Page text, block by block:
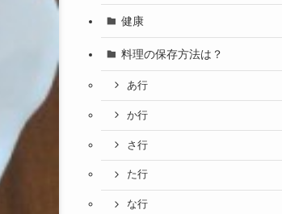
健康
料理の保存方法は？
あ行
か行
さ行
た行
な行